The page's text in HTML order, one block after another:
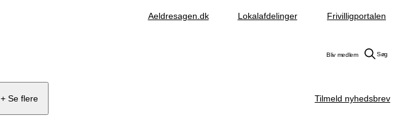
Aeldresagen.dk Lokalafdelinger Frivilligportalen
Bliv medlem Søg
+ Se flere Tilmeld nyhedsbrev